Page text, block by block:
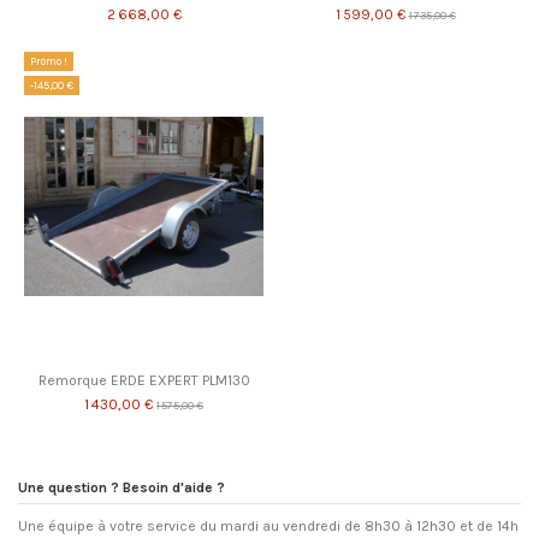
2 668,00 €
1 599,00 €1 735,00 €
Promo !
-145,00 €
Remorque ERDE EXPERT PLM130
1 430,00 € 1 575,00 €
Une question ? Besoin d'aide ?
Une équipe à votre service du mardi au vendredi de 8h30 à 12h30 et de 14h